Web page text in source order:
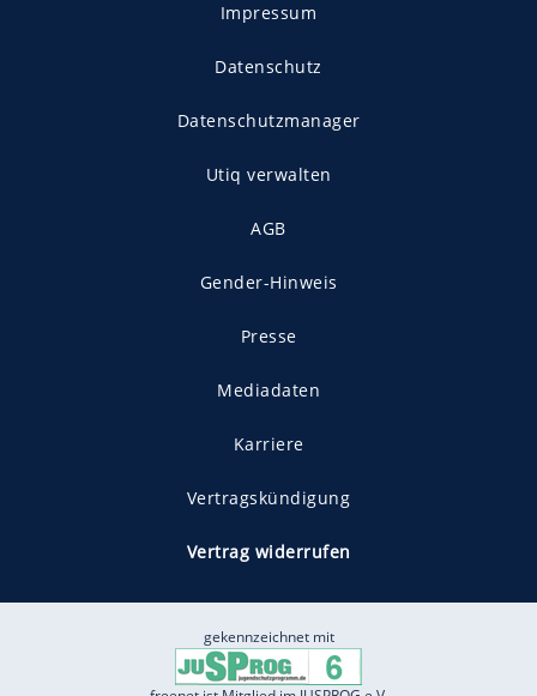
Impressum
Datenschutz
Datenschutzmanager
Utiq verwalten
AGB
Gender-Hinweis
Presse
Mediadaten
Karriere
Vertragskündigung
Vertrag widerrufen
gekennzeichnet mit